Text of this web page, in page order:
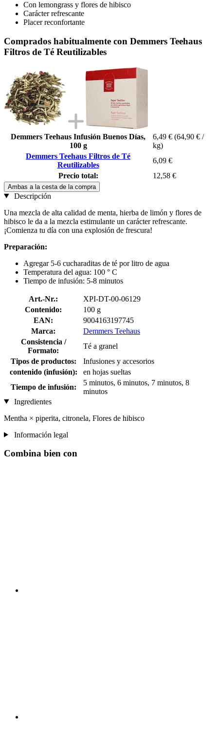
Con lemongrass y flores de hibisco
Carácter refrescante
Placer reconfortante
Comprados habitualmente con Demmers Teehaus
Filtros de Té Reutilizables
Demmers Teehaus Infusión Buenos Días,
100 g
6,49 € (64,90 € /
kg)
Demmers Teehaus Filtros de Té
Reutilizables
6,09 €
Precio total:
12,58 €
Ambas a la cesta de la compra
Descripción
Una mezcla de alta calidad de menta, hierba de limón y flores de
hibisco le da a la mezcla estimulante un carácter refrescante.
¡Comienza tu día con una explosión de frescura!
Preparación:
Agregar 5-6 cucharaditas de té por litro de agua
Temperatura del agua: 100 ° C
Tiempo de infusión: 5-8 minutos
Art.-Nr.:
XPI-DT-00-06129
Contenido:
100 g
EAN:
9004163197745
Marca:
Demmers Teehaus
Consistencia /
Formato:
Té a granel
Tipos de productos:
Infusiones y accesorios
contenido (infusión):
en hojas sueltas
Tiempo de infusión:
5 minutos, 6 minutos, 7 minutos, 8
minutos
Ingredientes
Mentha × piperita, citronela, Flores de hibisco
Información legal
Combina bien con